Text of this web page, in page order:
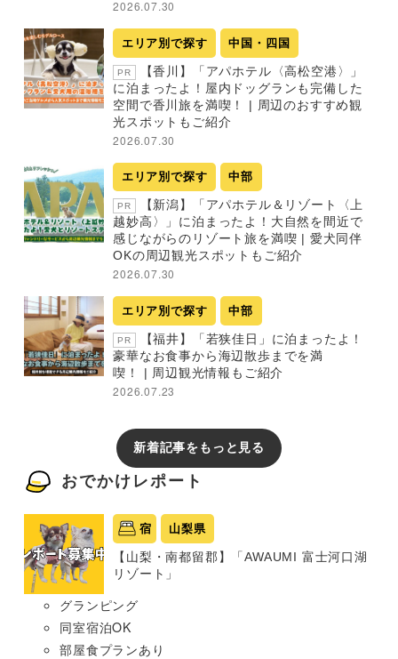
2026.07.30
エリア別で探す 中国・四国
PR
【香川】「アパホテル〈高松空港〉」
に泊まったよ！屋内ドッグランも完備した
空間で香川旅を満喫！ | 周辺のおすすめ観
光スポットもご紹介
2026.07.30
エリア別で探す 中部
PR
【新潟】「アパホテル＆リゾート〈上
越妙高〉」に泊まったよ！大自然を間近で
感じながらのリゾート旅を満喫 | 愛犬同伴
OKの周辺観光スポットもご紹介
2026.07.30
エリア別で探す 中部
PR
【福井】「若狭佳日」に泊まったよ！
豪華なお食事から海辺散歩までを満
喫！ | 周辺観光情報もご紹介
2026.07.23
新着記事をもっと見る
おでかけレポート
宿 山梨県
【山梨・南都留郡】「AWAUMI 富士河口湖
リゾート」
グランピング
同室宿泊OK
部屋食プランあり